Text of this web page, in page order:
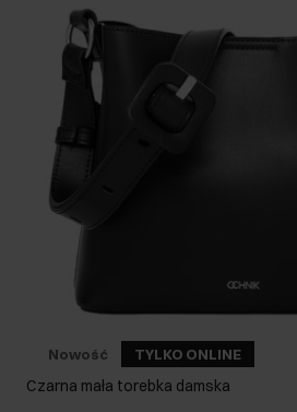
Nowość TYLKO ONLINE
Czarna mała torebka damska